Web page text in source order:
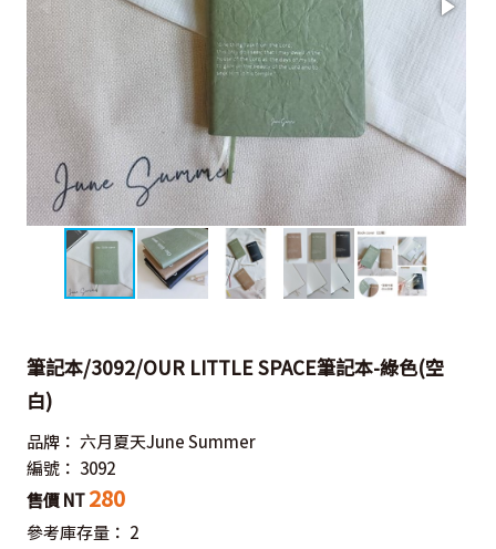
筆記本/3092/OUR LITTLE SPACE筆記本-綠色(空
白)
品牌： 六月夏天June Summer
編號： 3092
售價 NT 280
參考庫存量： 2